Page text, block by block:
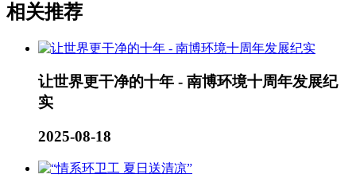
相关推荐
让世界更干净的十年 - 南博环境十周年发展纪
实
2025-08-18